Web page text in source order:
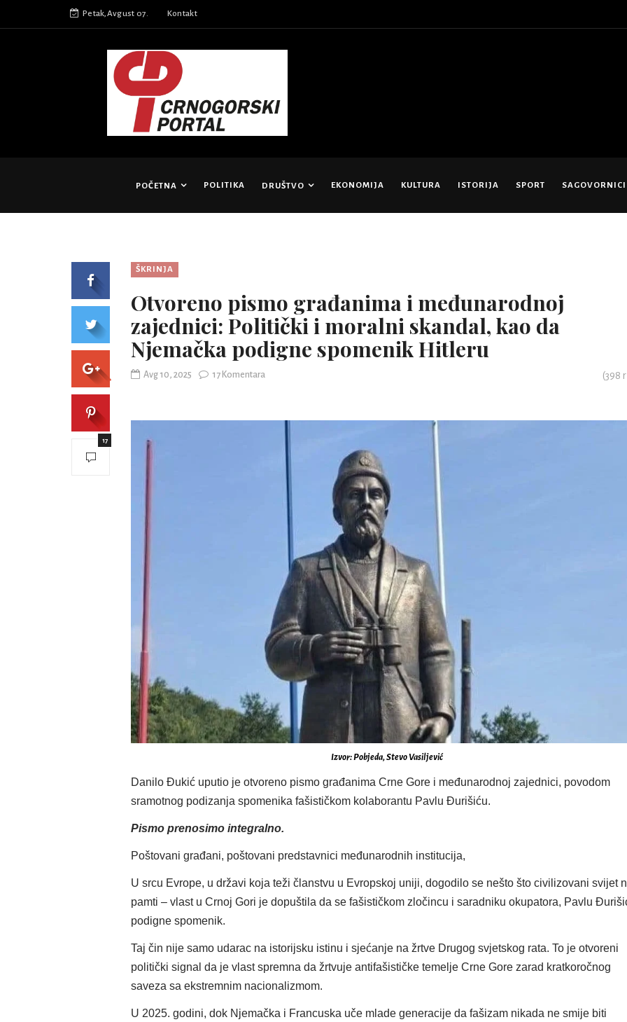
Petak,Avgust 07. Kontakt
POČETNA POLITIKA DRUŠTVO EKONOMIJA KULTURA ISTORIJA SPORT SAGOVORNICI
ŠKRINJA
Otvoreno pismo građanima i međunarodnoj
zajednici: Politički i moralni skandal, kao da
Njemačka podigne spomenik Hitleru
Avg 10, 2025 17 Komentara (398
Izvor: Pobjeda, Stevo Vasiljević
Danilo Đukić uputio je otvoreno pismo građanima Crne Gore i međunarodnoj zajednici, povodom
sramotnog podizanja spomenika fašističkom kolaborantu Pavlu Đurišiću.
Pismo prenosimo integralno.
Poštovani građani, poštovani predstavnici međunarodnih institucija,
U srcu Evrope, u državi koja teži članstvu u Evropskoj uniji, dogodilo se nešto što civilizovani svijet
pamti – vlast u Crnoj Gori je dopuštila da se fašističkom zločincu i saradniku okupatora, Pavlu
podigne spomenik.
Taj čin nije samo udarac na istorijsku istinu i sjećanje na žrtve Drugog svjetskog rata. To je otvoreni
politički signal da je vlast spremna da žrtvuje antifašističke temelje Crne Gore zarad kratkoročnog
saveza sa ekstremnim nacionalizmom.
U 2025. godini, dok Njemačka i Francuska uče mlade generacije da fašizam nikada ne smije biti
17